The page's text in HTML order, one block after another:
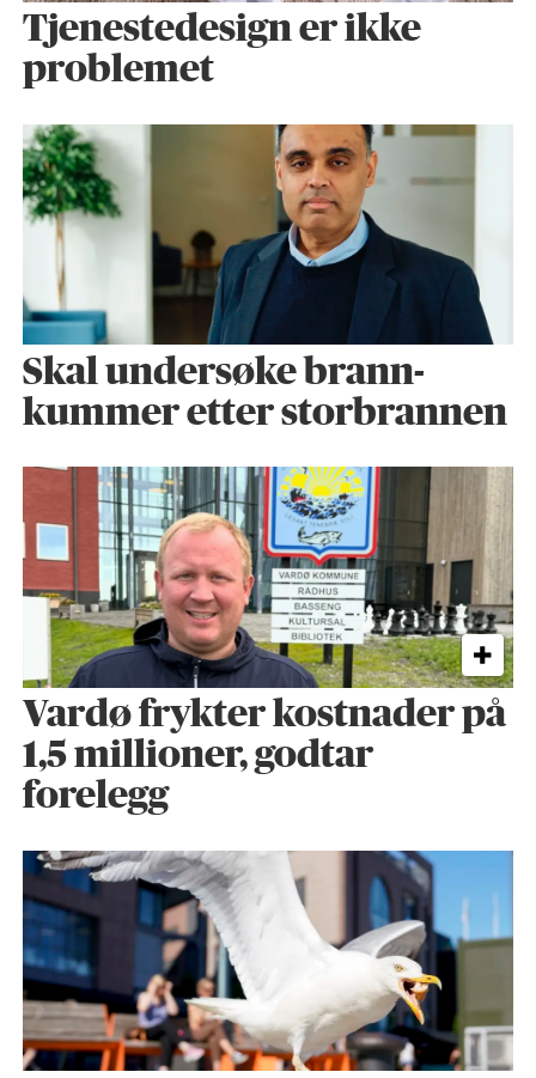
Tjenestedesign er ikke
problemet
Skal undersøke brann­
kummer etter storbrannen
Vardø frykter kostnader på
1,5 millioner, godtar
forelegg